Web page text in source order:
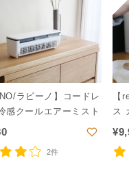
ラビーノ】コードレ
感クールエアーミスト
2件
【
ス
¥